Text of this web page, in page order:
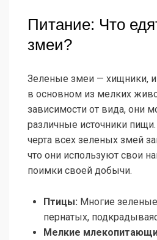
Питание: Что
змеи?
Зеленые змеи — хищники, и
в основном из мелких
зависимости от вида, они
различные источники
черта всех зеленых змей
что они используют свои
поимки своей добычи.
Птицы: Многие
пернатых,
Мелкие